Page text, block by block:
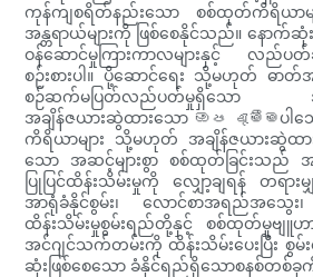
ကုန်ကျစရိတ်နည်းသော စစ်ထုတ်ကိရိယာမ
အန္တရာယ်များကို ဖြစ်စေနိုင်သည်။ နောက်ဆုံ
ဝန်ဆောင်မှုကြားကာလများနှင့် လည်ပ
စဉ်းစားပါ။ ပို့ဆောင်ရေး သို့မဟုတ် ဓ
စဉ်ဆက်မပြတ်လည်ပတ်မှုရှိသော အပလီ
အချိန်ဇယားဆွဲထားသော ඔප දැමීමပါသ
ကိရိယာများ သို့မဟုတ် အချိန်ဇယားဆွဲထ
သော အဆင့်များစွာ စစ်ထုတ်ခြင်းသည် အ
ပြုပြင်ထိန်းသိမ်းမှုကို လျှော့ချရန် တရာ
အာရုံခံနိုင်စွမ်း၊ လောင်စာအရည်အသွေ
ထိန်းသိမ်းမှုစွမ်းရည်တို့နှင့် စစ်ထုတ်မှုဗျူဟ
အင်ဂျင်သက်တမ်းကို ထိန်းသိမ်းပေးပြီး စွ
ဆုံးဖြစ်စေသော ခံနိုင်ရည်ရှိသောစနစ်တစ်ခု